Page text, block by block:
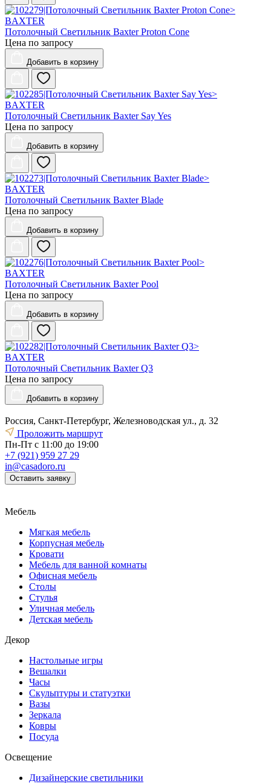
BAXTER
Потолочный Светильник Baxter Proton Cone
Цена по запросу
Добавить в корзину
BAXTER
Потолочный Светильник Baxter Say Yes
Цена по запросу
Добавить в корзину
BAXTER
Потолочный Светильник Baxter Blade
Цена по запросу
Добавить в корзину
BAXTER
Потолочный Светильник Baxter Pool
Цена по запросу
Добавить в корзину
BAXTER
Потолочный Светильник Baxter Q3
Цена по запросу
Добавить в корзину
Россия, Санкт-Петербург, Железноводская ул., д. 32
Проложить маршрут
Пн-Пт с 11:00 до 19:00
+7 (921) 959 27 29
in@casadoro.ru
Оставить заявку
Мебель
Мягкая мебель
Корпусная мебель
Кровати
Мебель для ванной комнаты
Офисная мебель
Столы
Стулья
Уличная мебель
Детская мебель
Декор
Настольные игры
Вешалки
Часы
Скульптуры и статуэтки
Вазы
Зеркала
Ковры
Посуда
Освещение
Дизайнерские светильники